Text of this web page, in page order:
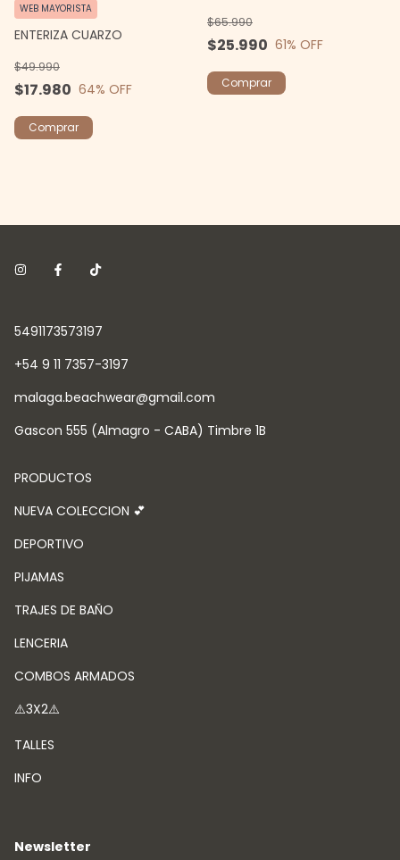
ENTERIZA CUARZO
$17.980
$49.990
64% OFF
WEB MAYORISTA
Comprar
$25.990
$65.990
61% OFF
Comprar
5491173573197
+54 9 11 7357-3197
malaga.beachwear@gmail.com
Gascon 555 (Almagro - CABA) Timbre 1B
PRODUCTOS
NUEVA COLECCION 💕
DEPORTIVO
PIJAMAS
TRAJES DE BAÑO
LENCERIA
COMBOS ARMADOS
⚠️3X2⚠️
TALLES
INFO
Newsletter